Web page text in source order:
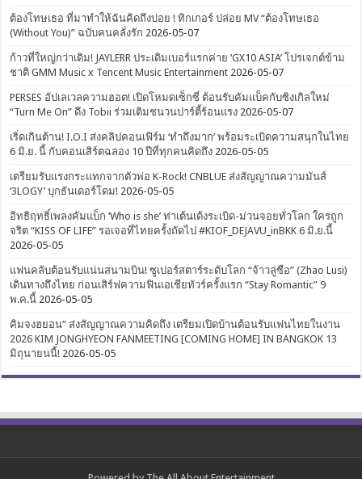
ต้องโทษเธอ ที่มาทำให้ฉันคิดถึงบ่อย ! ทิกเกอร์ ปล่อย MV “ต้องโทษเธอ
(Without You)” ฉบับคนคลั่งรัก 2026-05-07
ก้าวที่ใหญ่กว่าเดิม! JAYLERR ประเดิมเบอร์แรกค่าย ‘GX10 ASIA’ โปรเจกต์ข้าม
ชาติ GMM Music x Tencent Music Entertainment 2026-05-07
PERSES อัปเลเวลความฮอต! เปิดโหมดเซ็กซี่ ต้อนรับคัมแบ็คกับซิงเกิลใหม่
“Turn Me On” ดึง Tobii ร่วมเติมชนวนปาร์ตี้ร้อนแรง 2026-05-07
เริ่ดเกินต้าน! I.O.I ส่งคลิปคอนเฟิร์ม ‘ทำถึงมาก’ พร้อมระเบิดความสนุกในไทย
6 มิ.ย. นี้ กับคอนเสิร์ตฉลอง 10 ปีที่ทุกคนคิดถึง 2026-05-05
เตรียมรับแรงกระแทกจากตัวพ่อ K-Rock! CNBLUE ส่งสัญญาณความมันส์
‘3LOGY’ บุกธันเดอร์โดม! 2026-05-05
อิทธิฤทธิ์เพลงคัมแบ็ก ‘Who is she’ ท่าเต้นเด้งระเบิด-ม่วนจอยทั่วโลก ใครถูก
จริต “KISS OF LIFE” รอเจอที่ไทยครั้งถัดไป #KIOF_DEJAVU_inBKK 6 มิ.ย.นี้
2026-05-05
แฟนคลับต้อนรับแน่นสนามบิน! ซูเปอร์สตาร์ระดับโลก “จ้าวลู่ซือ” (Zhao Lusi)
เดินทางถึงไทย ก่อนเสิร์ฟความฟินเอเชียทัวร์ครั้งแรก “Stay Romantic” 9
พ.ค.นี้ 2026-05-05
คิมจงฮยอน” ส่งสัญญาณความคิดถึง เตรียมเปิดบ้านต้อนรับแฟนไทยในงาน
2026 KIM JONGHYEON FANMEETING [COMING HOME] IN BANGKOK 13
มิถุนายนนี้! 2026-05-05